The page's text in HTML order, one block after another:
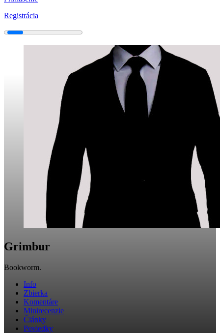
Registrácia
Grimbur
Bookworm.
Info
Zbierka
Komentáre
Minirecenzie
Články
Poviedky